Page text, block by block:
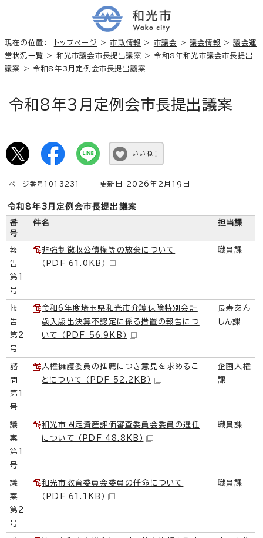
現在の位置： トップページ >市政情報 > 市議会 >議会情報 >議会運
営状況一覧 > 和光市議会市長提出議案 >令和8年和光市議会市長提出
議案
> 令和8年3月定例会市長提出議案
令和8年3月定例会市長提出議案
いいね！
ページ番号1013231 更新日 2026年2月19日
令和8年3月定例会市長提出議案
番
号
件名 担当課
報
告
第1
号
非強制徴収公債権等の放棄について
（PDF 61.0KB）
職員課
報
告
第2
号
令和6年度埼玉県和光市介護保険特別会計
歳入歳出決算不認定に係る措置の報告につ
いて （PDF 56.9KB）
長寿あん
しん課
諮
問
第1
号
人権擁護委員の推薦につき意見を求めるこ
とについて （PDF 52.2KB）
企画人権
課
議
案
第1
号
和光市固定資産評価審査委員会委員の選任
について （PDF 48.8KB）
職員課
議
案
第2
号
和光市教育委員会委員の任命について
（PDF 61.1KB）
職員課